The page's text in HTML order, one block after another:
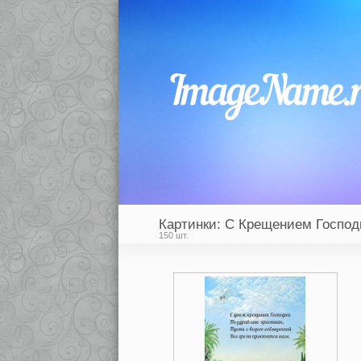
Картинки: С Крещением
150 шт.